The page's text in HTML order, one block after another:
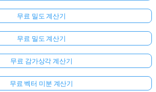
무료 밀도 계산기
무료 밀도 계산기
무료 감가상각 계산기
무료 벡터 미분 계산기